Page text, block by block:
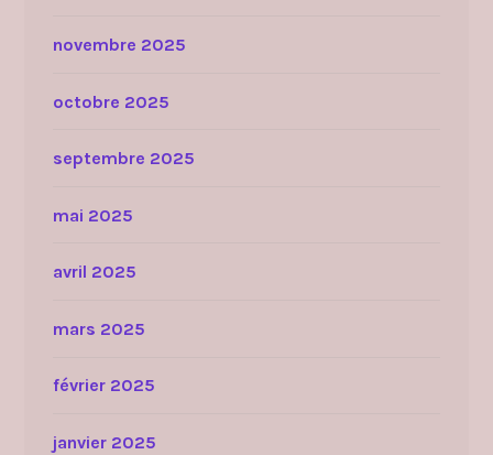
novembre 2025
octobre 2025
septembre 2025
mai 2025
avril 2025
mars 2025
février 2025
janvier 2025